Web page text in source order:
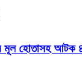
মূল হোতাসহ আটক